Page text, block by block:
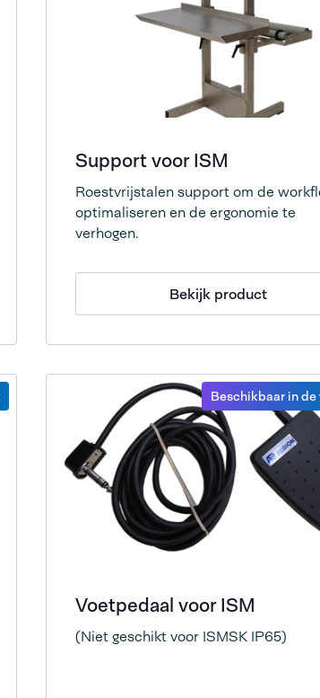
Support voor ISM
Roestvrijstalen support om de
optimaliseren en de ergonomie te
verhogen.
Bekijk product
Beschikbaar in de
Voetpedaal voor ISM
(Niet geschikt voor ISMSK IP65)